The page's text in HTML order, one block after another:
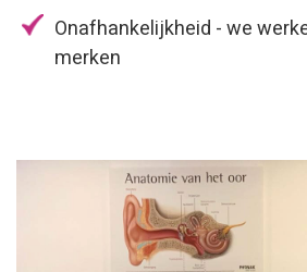
Onafhankelijkheid - we
merken